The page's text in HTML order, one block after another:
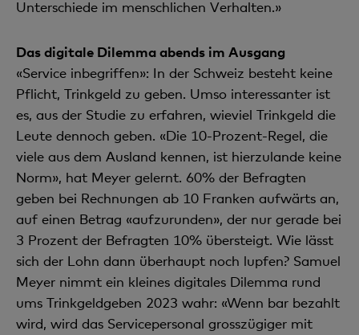
Unterschiede im menschlichen Verhalten.»
Das digitale Dilemma abends im Ausgang
«Service inbegriffen»: In der Schweiz besteht keine
Pflicht, Trinkgeld zu geben. Umso interessanter ist
es, aus der Studie zu erfahren, wieviel Trinkgeld die
Leute dennoch geben. «Die 10-Prozent-Regel, die
viele aus dem Ausland kennen, ist hierzulande keine
Norm», hat Meyer gelernt. 60% der Befragten
geben bei Rechnungen ab 10 Franken aufwärts an,
auf einen Betrag «aufzurunden», der nur gerade bei
3 Prozent der Befragten 10% übersteigt. Wie lässt
sich der Lohn dann überhaupt noch lupfen? Samuel
Meyer nimmt ein kleines digitales Dilemma rund
ums Trinkgeldgeben 2023 wahr: «Wenn bar bezahlt
wird, wird das Servicepersonal grosszügiger mit